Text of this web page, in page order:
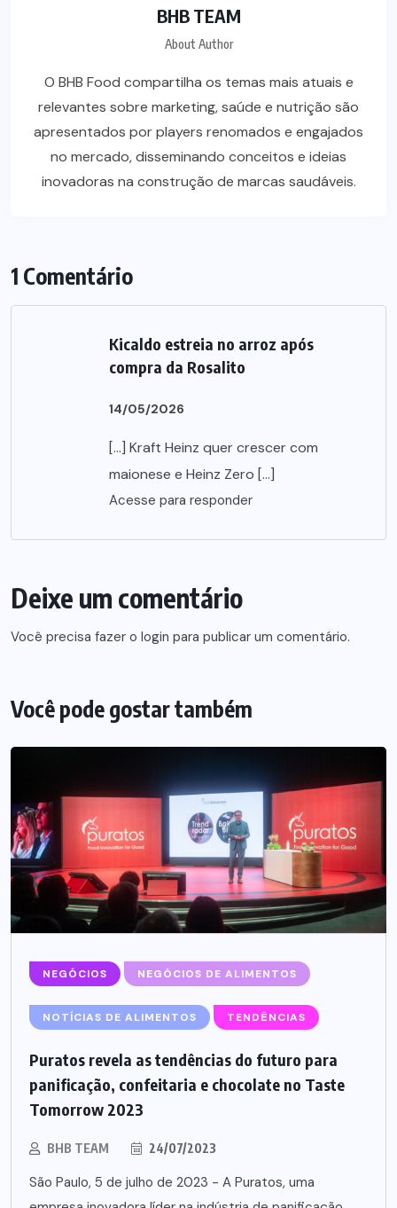
BHB TEAM
About Author
O BHB Food compartilha os temas mais atuais e
relevantes sobre marketing, saúde e nutrição são
apresentados por players renomados e engajados
no mercado, disseminando conceitos e ideias
inovadoras na construção de marcas saudáveis.
1 Comentário
Kicaldo estreia no arroz após
compra da Rosalito
14/05/2026
[…] Kraft Heinz quer crescer com
maionese e Heinz Zero […]
Acesse para responder
Deixe um comentário
Você precisa fazer o login para publicar um comentário.
Você pode gostar também
NEGÓCIOS NEGÓCIOS DE ALIMENTOS
NOTÍCIAS DE ALIMENTOS TENDÊNCIAS
Puratos revela as tendências do futuro para
panificação, confeitaria e chocolate no Taste
Tomorrow 2023
BHB TEAM 24/07/2023
São Paulo, 5 de julho de 2023 - A Puratos, uma